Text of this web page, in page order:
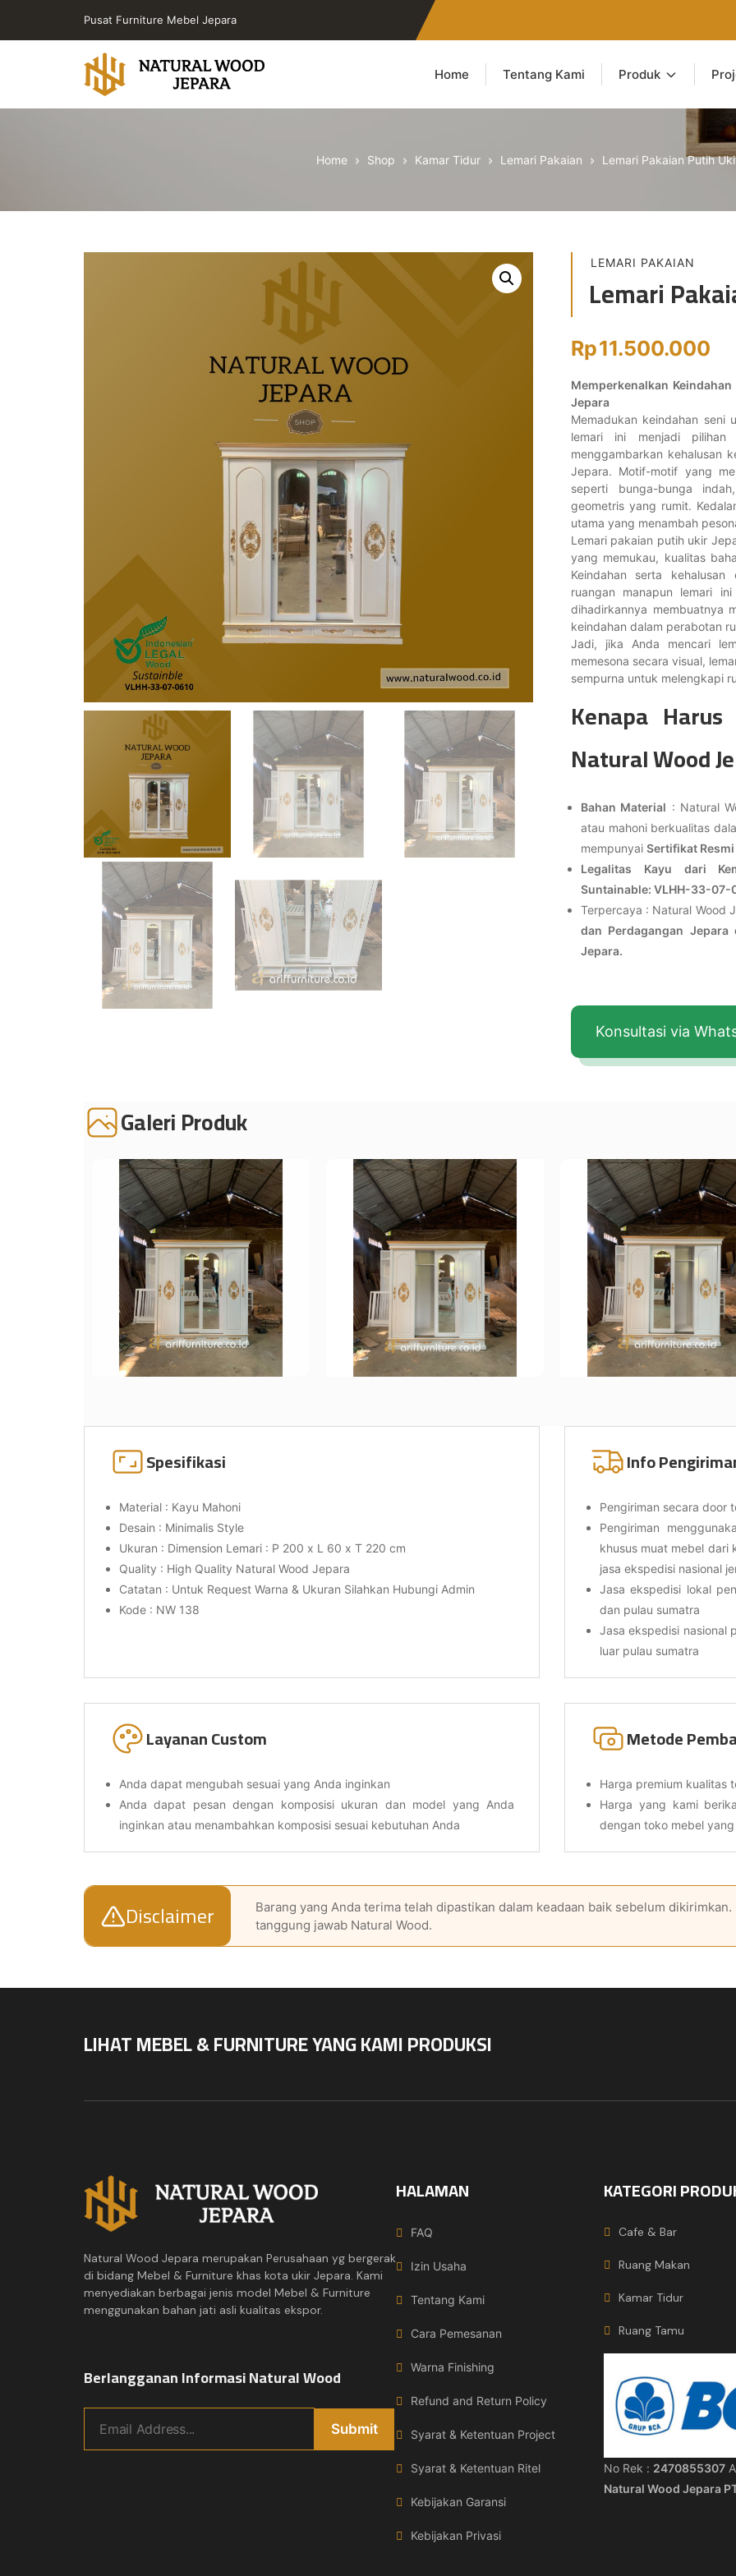
Pusat Furniture Mebel Jepara
Toko
Minimalis
Natural
Home Tentang Kami Produk
Home Shop Kamar Tidur Lemari Pakaian Lemari Pakaian Putih
LEMARI PAKAIAN
Lemari
Rp11.500.000
Memperkenalkan
Jepara
Memadukan keindahan seni
lemari ini menjadi
menggambarkan kehalusan
Jepara. Motif-motif yang
seperti bunga-bunga
geometris yang rumit.
utama yang menambah
Lemari pakaian putih ukir
yang memukau, kualitas
Keindahan serta
ruangan manapun lemari
dihadirkannya membuatnya
keindahan dalam perabotan
Jadi, jika Anda mencari
memesona secara visual,
sempurna untuk melengkapi
Kenapa
Natural Wood
Bahan Material : Natural
atau mahoni berkualitas
mempunyai Sertifikat Resmi
Legalitas Kayu dari
Suntainable: VLHH-33-07-
Terpercaya : Natural Wood
dan Perdagangan
Jepara.
Konsultasi via
Galeri Produk
Spesifikasi
Material : Kayu Mahoni
Desain : Minimalis Style
Ukuran : Dimension Lemari : P 200 x L 60 x T 220 cm
Quality : High Quality Natural Wood Jepara
Catatan : Untuk Request Warna & Ukuran Silahkan Hubungi Admin
Kode : NW 138
Info
Pengiriman secara door
Pengiriman
khusus muat mebel dari
jasa ekspedisi nasional
Jasa ekspedisi lokal
dan pulau sumatra
Jasa ekspedisi nasional
luar pulau sumatra
Layanan Custom
Anda dapat mengubah sesuai yang Anda inginkan
Anda dapat pesan dengan komposisi ukuran dan model yang Anda
inginkan atau menambahkan komposisi sesuai kebutuhan Anda
Metode
Harga premium kualitas
Harga yang kami
dengan toko mebel
Disclaimer
Barang yang Anda terima telah dipastikan dalam keadaan baik sebelum
tanggung jawab Natural Wood.
LIHAT MEBEL & FURNITURE YANG KAMI PRODUKSI
Natural Wood Jepara merupakan Perusahaan yg bergerak
di bidang Mebel & Furniture khas kota ukir Jepara. Kami
menyediakan berbagai jenis model Mebel & Furniture
menggunakan bahan jati asli kualitas ekspor.
Berlangganan Informasi Natural Wood
HALAMAN
FAQ
Izin Usaha
Tentang Kami
Cara Pemesanan
Warna Finishing
Refund and Return Policy
Syarat & Ketentuan Project
Syarat & Ketentuan Ritel
Kebijakan Garansi
Kebijakan Privasi
KATEGORI
Cafe & Bar
Ruang Makan
Kamar Tidur
Ruang Tamu
No Rek : 2470855307
Natural Wood Jepara